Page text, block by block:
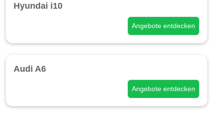
Hyundai i10
Angebote entdecken
Audi A6
Angebote entdecken